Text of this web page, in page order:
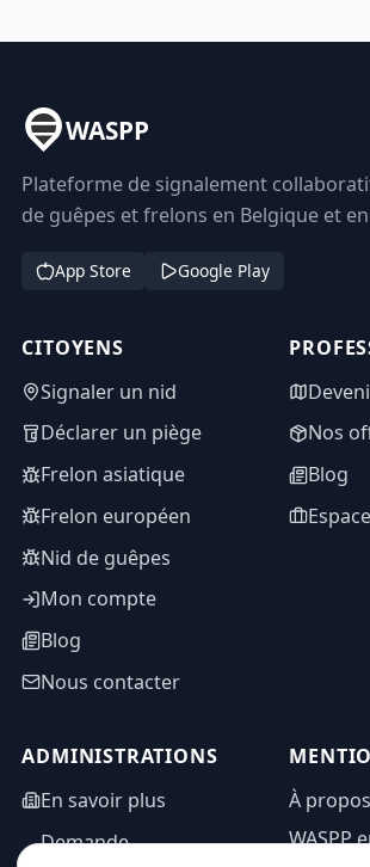
WASPP
Plateforme de signalement
de guêpes et frelons en Belgique et
App Store Google Play
CITOYENS
Signaler un nid
Déclarer un piège
Frelon asiatique
Frelon européen
Nid de guêpes
Mon compte
Blog
Nous contacter
Nos
Blog
ADMINISTRATIONS
En savoir plus
Demande
À propos
WASPP